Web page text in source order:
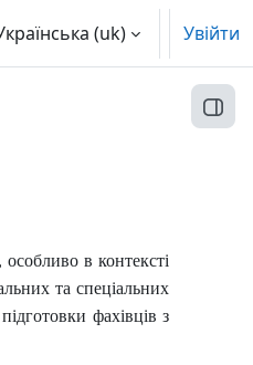
‎(uk)‎ Увійти
в контексті
та спеціальних
фахівців з